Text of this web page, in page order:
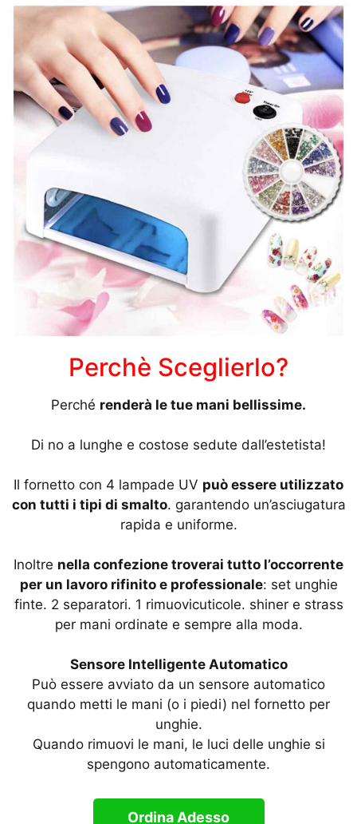
Perchè Sceglierlo?
Perché renderà le tue mani bellissime.
Di no a lunghe e costose sedute dall’estetista!
Il fornetto con 4 lampade UV può essere utilizzato
con tutti i tipi di smalto. garantendo un’asciugatura
rapida e uniforme.
Inoltre nella confezione troverai tutto l’occorrente
per un lavoro rifinito e professionale: set unghie
finte. 2 separatori. 1 rimuovicuticole. shiner e strass
per mani ordinate e sempre alla moda.
Sensore Intelligente Automatico
Può essere avviato da un sensore automatico
quando metti le mani (o i piedi) nel fornetto per
unghie.
Quando rimuovi le mani, le luci delle unghie si
spengono automaticamente.
Ordina Adesso